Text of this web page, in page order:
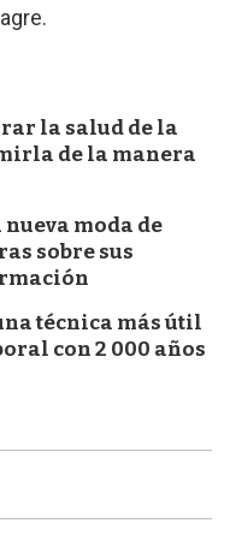
la salud de la
de la manera
moda de
sobre sus
técnica más útil
con 2 000 años